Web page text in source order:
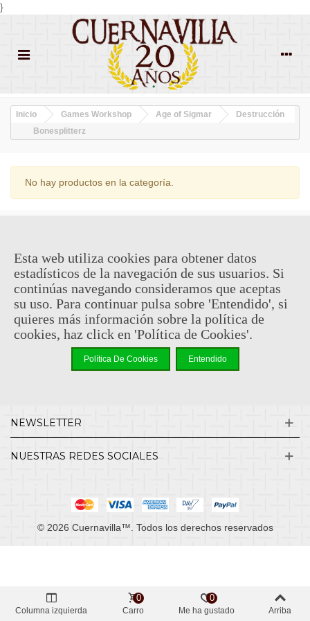
}
Inicio Games Workshop Age of Sigmar
Destrucción
Bonesplitterz
No hay productos en la categoría.
ENVÍOS Y DEVOLUCIONES
CONTACTO
INFORMACIÓN
NEWSLETTER
NUESTRAS REDES SOCIALES
© 2026 Cuernavilla™. Todos los derechos reservados
Columna izquierda Carro
0
Me ha gustado
0
Arriba
Esta web utiliza cookies para obtener datos
estadísticos de la navegación de sus usuarios. Si
continúas navegando consideramos que aceptas
su uso. Para continuar pulsa sobre 'Entendido', si
quieres más información sobre la política de
cookies, haz click en 'Política de Cookies'.
Política De Cookies Entendido